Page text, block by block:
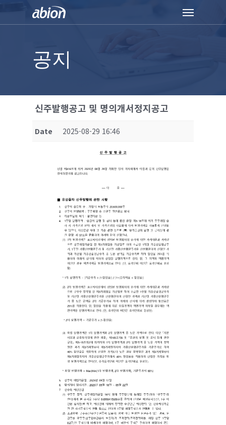
Menu
공지
신주발행공고 및 명의개서정지공고
Date 2025-08-29 16:46